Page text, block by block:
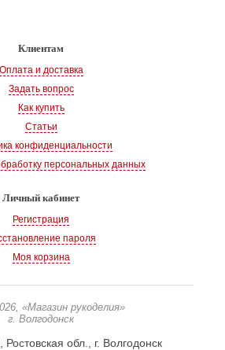
Клиентам
Оплата и доставка
Задать вопрос
Как купить
Статьи
конфиденциальности
персональных данных
Личный кабинет
Регистрация
пароля
Моя корзина
, «Магазин рукоделия»
г. Волгодонск
Ростовская обл., г. Волгодонск